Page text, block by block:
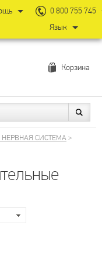
Корзина
НЕРВНАЯ СИСТЕМА>
0 800 755 745
Язык